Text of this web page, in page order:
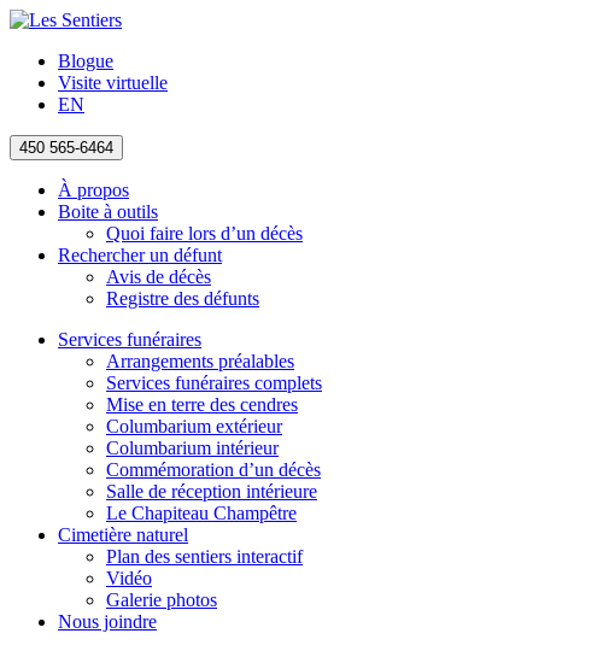
Blogue
Visite virtuelle
EN
450 565-6464
À propos
Boite à outils
Quoi faire lors d’un décès
Rechercher un défunt
Avis de décès
Registre des défunts
Services funéraires
Arrangements préalables
Services funéraires complets
Mise en terre des cendres
Columbarium extérieur
Columbarium intérieur
Commémoration d’un décès
Salle de réception intérieure
Le Chapiteau Champêtre
Cimetière naturel
Plan des sentiers interactif
Vidéo
Galerie photos
Nous joindre